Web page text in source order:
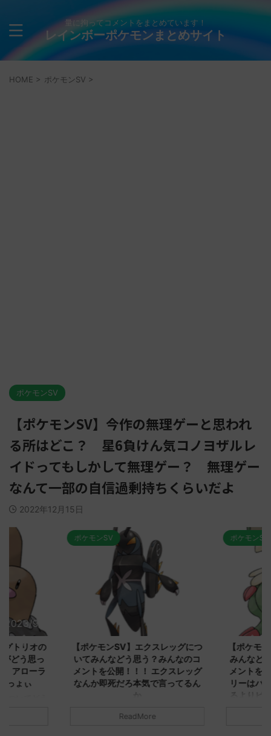
量に拘ってコメントをまとめています！
レインボーポケモンまとめサイト
HOME > ポケモンSV >
ポケモンSV
【ポケモンSV】今作の無理ゲーと思われ
る所はどこ？ 星6負けん気コノヨザルレ
イドってもしかして無理ゲー？ 無理ゲー
なんて一部の自信過剰持ちくらいだよ
2022年12月15日
2023/9/8
トリオの
どう思っ
アローラ
っょぃ
ポケモンSV
【ポケモンSV】エクスレッグにつ
いてみんなどう思う？みんなのコ
メントを公開！！！ エクスレッグ
なんか即死だろ本気で言ってるん
う思ってる？ 初めの記事 元のス
ReadMore
ポケモンSV
【ポケモ
みんなど
メントを
リーはバ
るよりビ